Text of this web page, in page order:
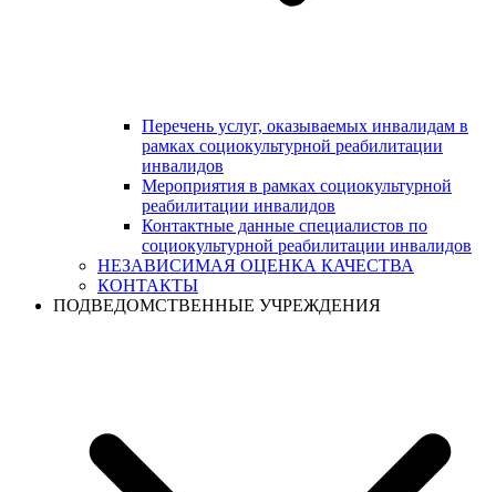
Перечень услуг, оказываемых инвалидам в
рамках социокультурной реабилитации
инвалидов
Мероприятия в рамках социокультурной
реабилитации инвалидов
Контактные данные специалистов по
социокультурной реабилитации инвалидов
НЕЗАВИСИМАЯ ОЦЕНКА КАЧЕСТВА
КОНТАКТЫ
ПОДВЕДОМСТВЕННЫЕ УЧРЕЖДЕНИЯ